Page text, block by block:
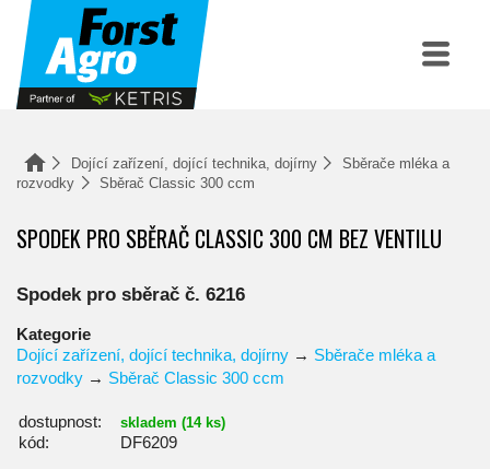
Dojící zařízení, dojící technika, dojírny
Sběrače mléka a
rozvodky
Sběrač Classic 300 ccm
SPODEK PRO SBĚRAČ CLASSIC 300 CM BEZ VENTILU
Spodek pro sběrač č. 6216
Kategorie
Dojící zařízení, dojící technika, dojírny → Sběrače mléka a
rozvodky → Sběrač Classic 300 ccm
dostupnost: skladem (14 ks)
kód: DF6209